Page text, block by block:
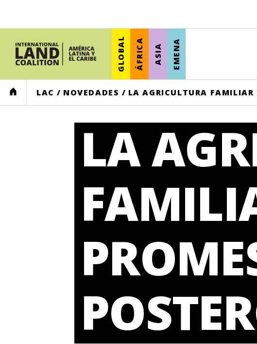
GLOBAL ÁFRICA ASIA EMENA
HOME LAC / NOVEDADES / LA AGRICULTURA FAMILIAR
LA